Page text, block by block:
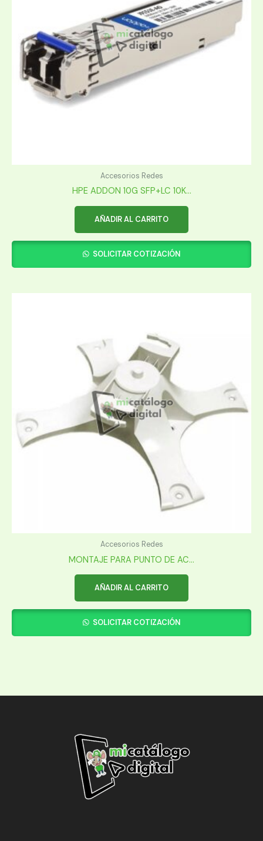
Accesorios Redes
HPE ADDON 10G SFP+LC 10K...
AÑADIR AL CARRITO
SOLICITAR COTIZACIÓN
Accesorios Redes
MONTAJE PARA PUNTO DE AC...
AÑADIR AL CARRITO
SOLICITAR COTIZACIÓN